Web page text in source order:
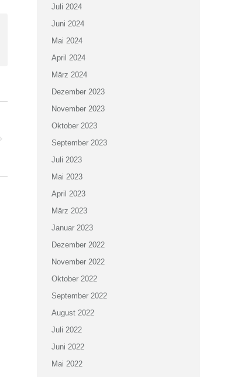
Juli 2024
Juni 2024
Mai 2024
April 2024
März 2024
Dezember 2023
November 2023
Oktober 2023
September 2023
Juli 2023
Mai 2023
April 2023
März 2023
Januar 2023
Dezember 2022
November 2022
Oktober 2022
September 2022
August 2022
Juli 2022
Juni 2022
Mai 2022